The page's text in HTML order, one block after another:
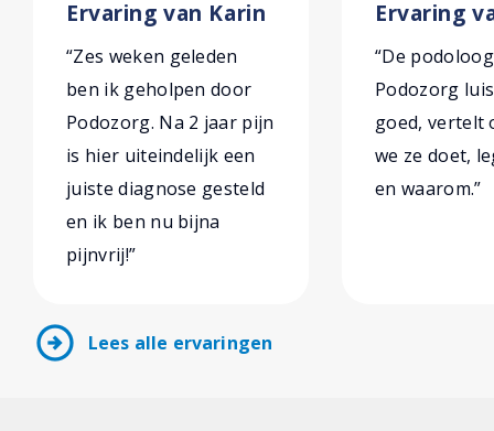
Ervaring van Karin
“Zes weken geleden
ben ik geholpen door
Podozorg. Na 2 jaar pijn
is hier uiteindelijk een
juiste diagnose gesteld
en ik ben nu bijna
pijnvrij!”
Ervaring
“De
Podozorg
goed, vertelt
we ze doet,
en waarom.”
arrow_circle_right Lees alle ervaringen